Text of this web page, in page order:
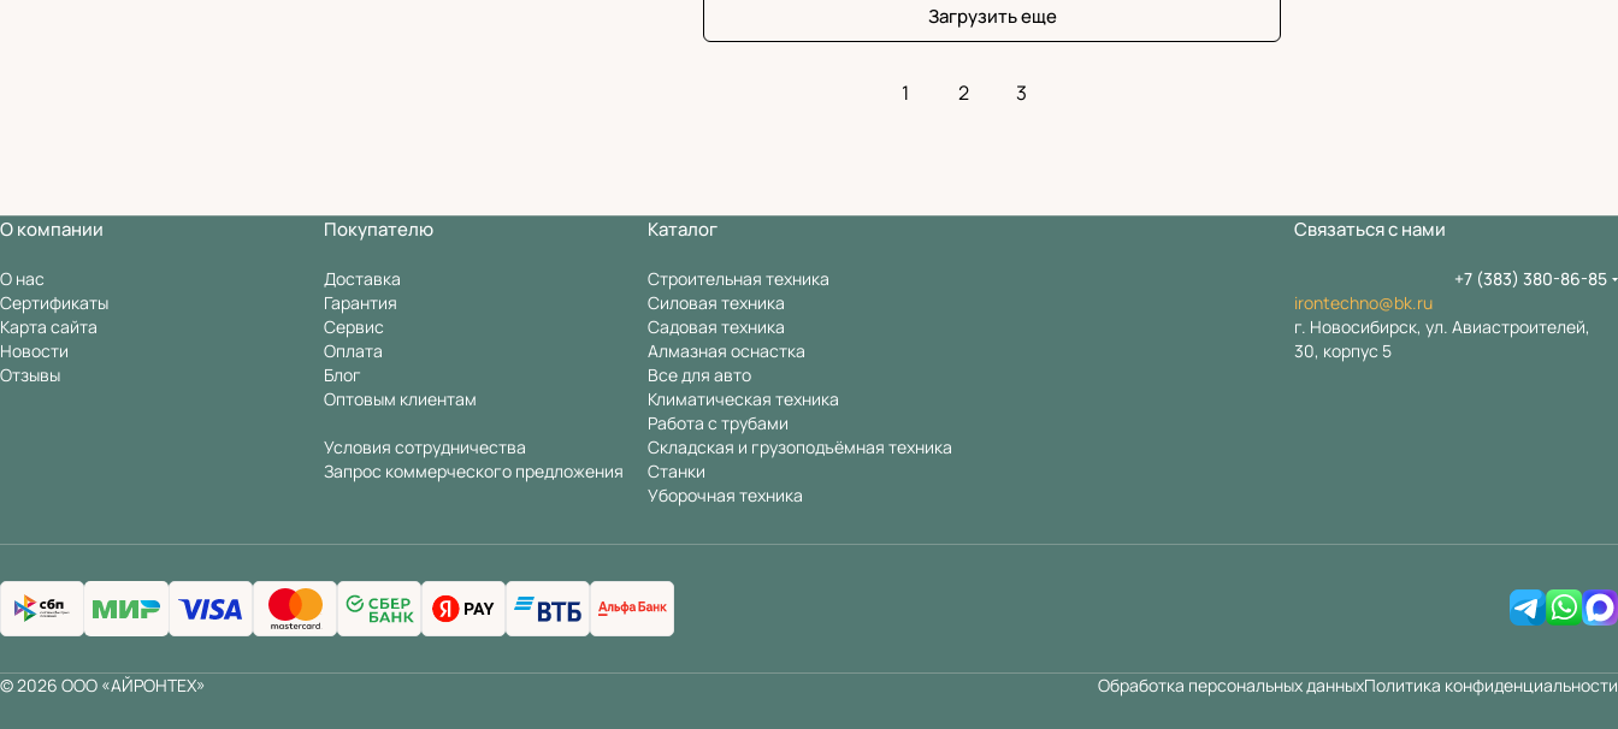
Загрузить еще
1 2 3
О компании
О нас
Сертификаты
Карта сайта
Новости
Отзывы
Покупателю
Доставка
Гарантия
Сервис
Оплата
Блог
Оптовым клиентам
Условия сотрудничества
Запрос коммерческого предложения
Каталог
Строительная техника
Силовая техника
Садовая техника
Алмазная оснастка
Все для авто
Климатическая техника
Работа с трубами
Складская и грузоподъёмная техника
Станки
Уборочная техника
Связаться с нами
+7 (383) 380-86-85
irontechno@bk.ru
г. Новосибирск, ул. Авиастроителей,
30, корпус 5
© 2026 ООО «АЙРОНТЕХ» Обработка персональных данныхПолитика конфиденциальности